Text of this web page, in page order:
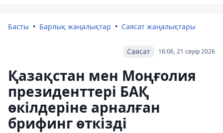
Басты Барлық жаңалықтар Саясат жаңалықтары
16:06, 21 сәуір 2026
Саясат
Қазақстан мен Моңғолия
президенттері БАҚ
өкілдеріне арналған
брифинг өткізді